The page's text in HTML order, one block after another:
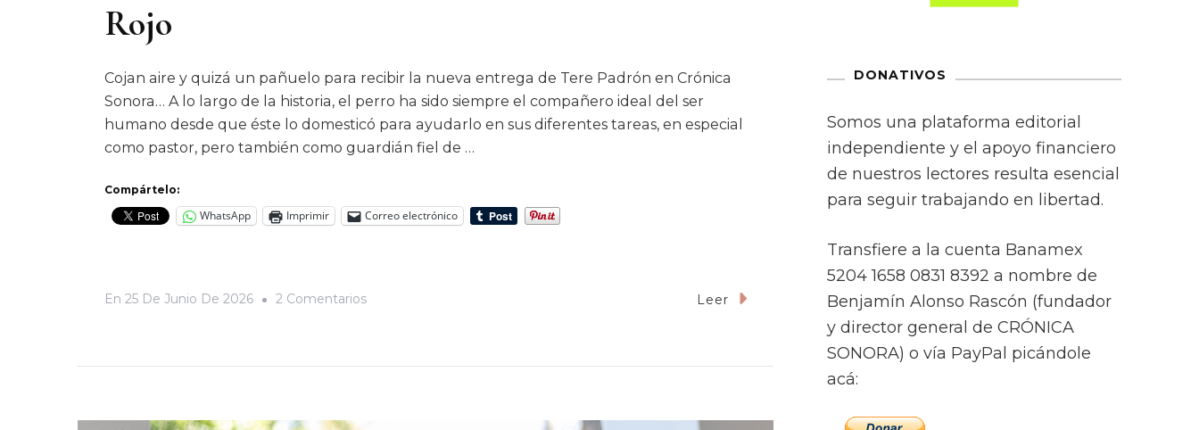
Rojo
Cojan aire y quizá un pañuelo para recibir la nueva entrega de Tere Padrón en Crónica
Sonora… A lo largo de la historia, el perro ha sido siempre el compañero ideal del ser
humano desde que éste lo domesticó para ayudarlo en sus diferentes tareas, en especial
como pastor, pero también como guardián fiel de …
Compártelo:
WhatsApp Imprimir Correo electrónico
En 25 De Junio De 2026 2 ComentariosEn
Leer
DONATIVOS
Somos una plataforma editorial
independiente y el apoyo financiero
de nuestros lectores resulta esencial
para seguir trabajando en libertad.
Transfiere a la cuenta Banamex
5204 1658 0831 8392 a nombre de
Benjamín Alonso Rascón (fundador
y director general de CRÓNICA
SONORA) o vía PayPal picándole
acá: